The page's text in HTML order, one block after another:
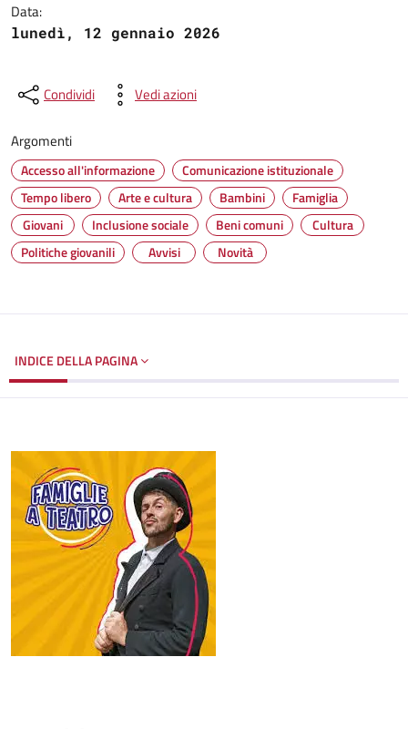
Data:
lunedì, 12 gennaio 2026
Condividi Vedi azioni
Argomenti
Accesso all'informazione
Comunicazione istituzionale
Tempo libero
Arte e cultura Bambini
Famiglia
Giovani
Inclusione sociale Beni comuni
Cultura
Politiche giovanili
Avvisi Novità
INDICE DELLA PAGINA